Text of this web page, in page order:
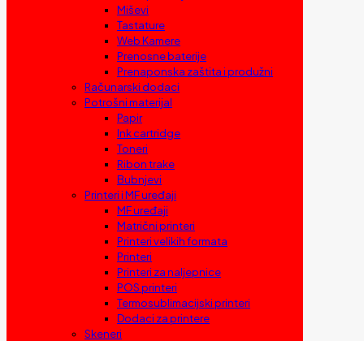
Miševi
Tastature
Web Kamere
Prenosne baterije
Prenaponska zaštita i produžni
Računarski dodaci
Potrošni materijal
Papir
Ink cartridge
Toneri
Ribon trake
Bubnjevi
Printeri i MF uređaji
MF uređaji
Matrični printeri
Printeri velikih formata
Printeri
Printeri za naljepnice
POS printeri
Termosublimacijski printeri
Dodaci za printere
Skeneri